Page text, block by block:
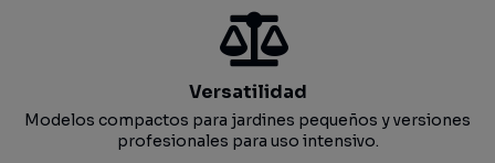
Versatilidad
Modelos compactos para jardines pequeños y versiones
profesionales para uso intensivo.